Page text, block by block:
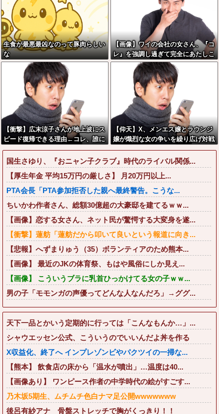
生食が最悪最凶なのって豚肉らしい
な
【画像】ワイの会社の女さん、『コ
レ』を強調し過ぎて完全にあたしこ
枠を狙ってるんだがw w w w w w
w w w w w w
【衝撃】広末涼子さんが地上波にス
ピード復帰できる理由←コレ、誰に
も分からない模様w w w w w w w
w
【仰天】X、メンエス嬢とラウンジ
嬢が熾烈な女の争いを繰り広げ対戦
型になってしまうw w w w w w w
w
国生さゆり、『おニャン子クラブ』時代のライバル関係...
【厚生年金 平均15万円の厳しさ】 月20万円以上...
PTA会長「PTA参加拒否した親へ最終警告。こうな...
ちいかわ作者さん、総額30億超の大豪邸を建てるｗｗ...
【画像】恋する女さん、ネット民が驚愕する大変身を遂...
【衝撃】蓮舫「蓮舫だから叩いて良いという報道に向き...
【悲報】へずまりゅう（35）ボランティアのため熊本...
【画像】 最近のJKの体育祭、もはや風俗にしか見え...
【画像】 こういうブラに乳首ひっかけてる女の子ｗｗ...
男の子「モモンガの声優ってどんな人なんだろ」→ググ...
天下一品とかいう定期的に行っては「こんなもんか…」...
シャウエッセン公式、こういうのでいいんだよ丼を作る
X収益化、終了へ インプレゾンビやパクツイの一掃な...
【熊本】 飲食店の床から「温水が噴出」…温度は40...
【画像あり】 ワンピース作者の中学時代の絵がすごす...
乃木坂5期生、ムチムチ色白ナマ足公開wwwwwww
後呂有紗アナ 骨盤ストレッチで胸がくっきり！！